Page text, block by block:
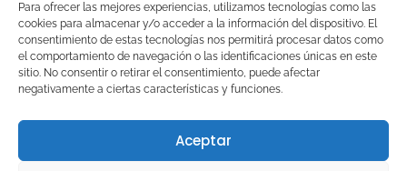
Para ofrecer las mejores experiencias, utilizamos tecnologías como las
cookies para almacenar y/o acceder a la información del dispositivo. El
consentimiento de estas tecnologías nos permitirá procesar datos como
el comportamiento de navegación o las identificaciones únicas en este
sitio. No consentir o retirar el consentimiento, puede afectar
negativamente a ciertas características y funciones.
Aceptar
Legal
Aviso Legal
Política de Privacidad
Política de Cookies (UE)